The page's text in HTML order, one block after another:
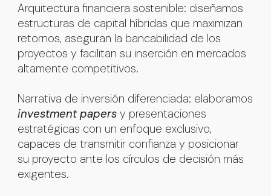
Arquitectura financiera sostenible: diseñamos
estructuras de capital híbridas que maximizan
retornos, aseguran la bancabilidad de los
proyectos y facilitan su inserción en mercados
altamente competitivos.
Narrativa de inversión diferenciada: elaboramos
investment papers y presentaciones
estratégicas con un enfoque exclusivo,
capaces de transmitir confianza y posicionar
su proyecto ante los círculos de decisión más
exigentes.